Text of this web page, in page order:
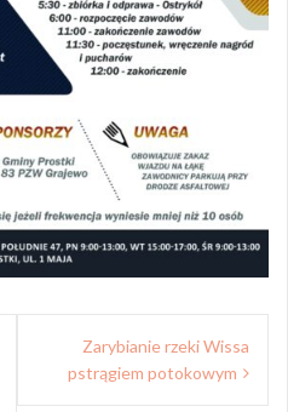
Zarybianie rzeki Wissa
pstrągiem potokowym